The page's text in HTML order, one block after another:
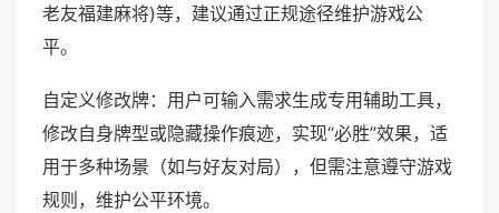
老友福建麻将)等，建议通过正规途径维护游戏公
平。
自定义修改牌：用户可输入需求生成专用辅助工具，
修改自身牌型或隐藏操作痕迹，实现“必胜”效果，适
用于多种场景（如与好友对局），但需注意遵守游戏
规则，维护公平环境。